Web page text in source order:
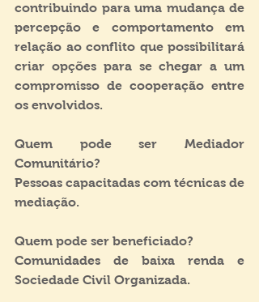
contribuindo para uma mudança de
percepção e comportamento em
relação ao conflito que possibilitará
criar opções para se chegar a um
compromisso de cooperação entre
os envolvidos.
Quem pode ser Mediador
Comunitário?
Pessoas capacitadas com técnicas de
mediação.
Quem pode ser beneficiado?
Comunidades de baixa renda e
Sociedade Civil Organizada.